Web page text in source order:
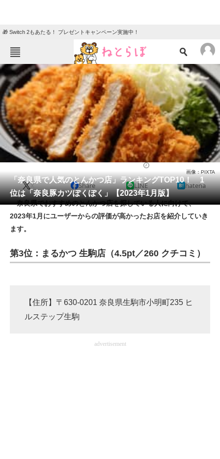
🎁 Switch 2もあたる！ プレゼントキャンペーン実施中！
ねとらぼメニュー
TOP ニュース
エンタメ クイズ
グルメ 地域
住まい 教育・育児
動物 リサーチ
会員記事
メディア
注目記事を集めた総合ページ
スマホと通信の最新トレンド
好きが集まる 比べて選べる
「奈良県で人気のとんかつ店」ランキングTOP10！ 1
位は「奈良豚カツぽくぽく」【2023年1月版】
画像：PIXTA
X Share LINE hatena
奈良県でおすすめのとんかつ店を探している人に向けて、
2023年1月にユーザーからの評価が高かったお店を紹介していき
ます。
第3位：まるかつ 生駒店（4.5pt／260 クチコミ）
【住所】〒630-0201 奈良県生駒市小明町235 ヒ
ルステップ生駒
advertisement